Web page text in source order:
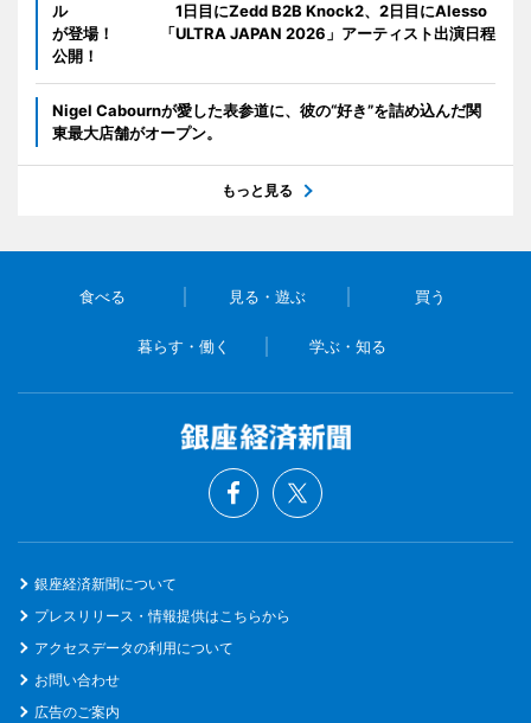
ル 1日目にZedd B2B Knock2、2日目にAlesso
が登場！ 「ULTRA JAPAN 2026」アーティスト出演日程
公開！
Nigel Cabournが愛した表参道に、彼の“好き”を詰め込んだ関
東最大店舗がオープン。
もっと見る
食べる 見る・遊ぶ 買う
暮らす・働く 学ぶ・知る
銀座経済新聞について
プレスリリース・情報提供はこちらから
アクセスデータの利用について
お問い合わせ
広告のご案内